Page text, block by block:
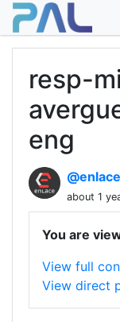
resp-
eng
@enlace
about 1
You are
View full
View direct